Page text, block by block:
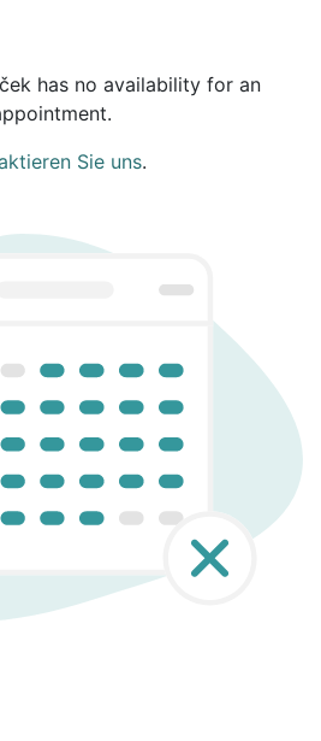
has no availability for an
Sie uns.